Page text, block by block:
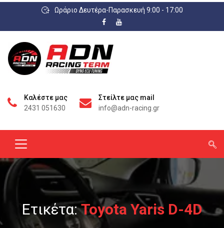
Ωράριο Δευτέρα-Παρασκευή 9:00 - 17:00
Καλέστε μας
2431 051630
Στείλτε μας mail
info@adn-racing.gr
Ετικέτα:Toyota Yaris D-4D